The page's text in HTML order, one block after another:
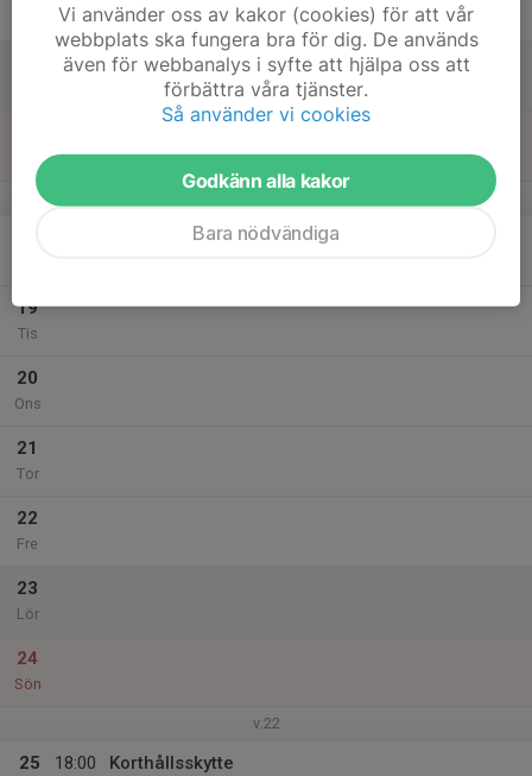
Korthållsskytte
19
Tis
20
Ons
21
Tor
22
Fre
23
Lör
24
Sön
v.22
25
18:00
Korthållsskytte
Vi använder oss av kakor (cookies) för att vår
webbplats ska fungera bra för dig. De används
även för webbanalys i syfte att hjälpa oss att
förbättra våra tjänster.
Så använder vi cookies
Godkänn alla kakor
Bara nödvändiga